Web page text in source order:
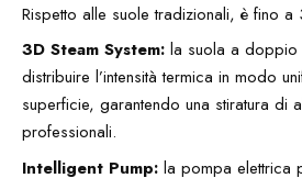
Rispetto alle suole tradizionali, è fino a
3D Steam System: la suola a doppio
distribuire l’intensità termica in modo
superficie, garantendo una stiratura di
professionali.
Intelligent Pump: la pompa elettrica